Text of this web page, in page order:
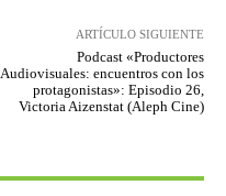
ARTÍCULO SIGUIENTE
Podcast «Productores
Audiovisuales: encuentros con los
protagonistas»: Episodio 26,
Victoria Aizenstat (Aleph Cine)